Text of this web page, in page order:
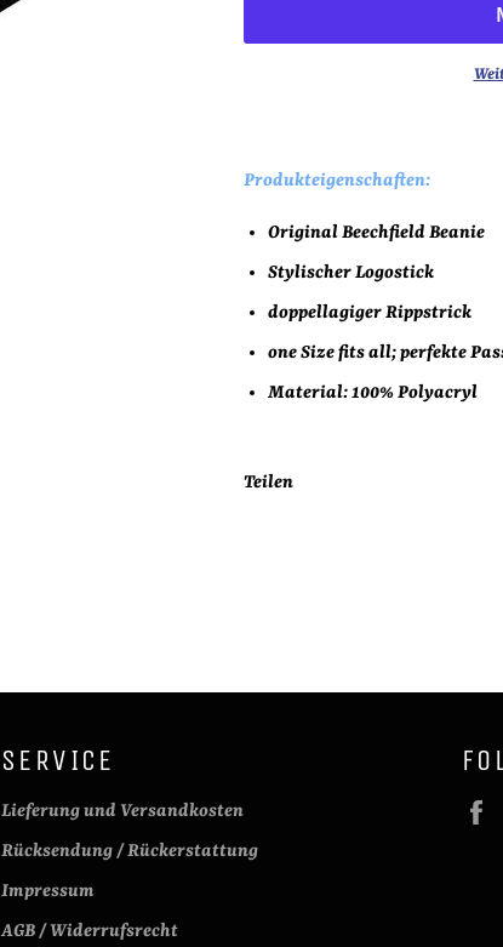
Produkteigenschaften:
Original Beechfield Beanie
Stylischer Logostick
doppellagiger Rippstrick
one Size fits all; perfekte
Material: 100% Polyacryl
Teilen
SERVICE
Lieferung und Versandkosten
Rücksendung / Rückerstattung
Impressum
AGB / Widerrufsrecht